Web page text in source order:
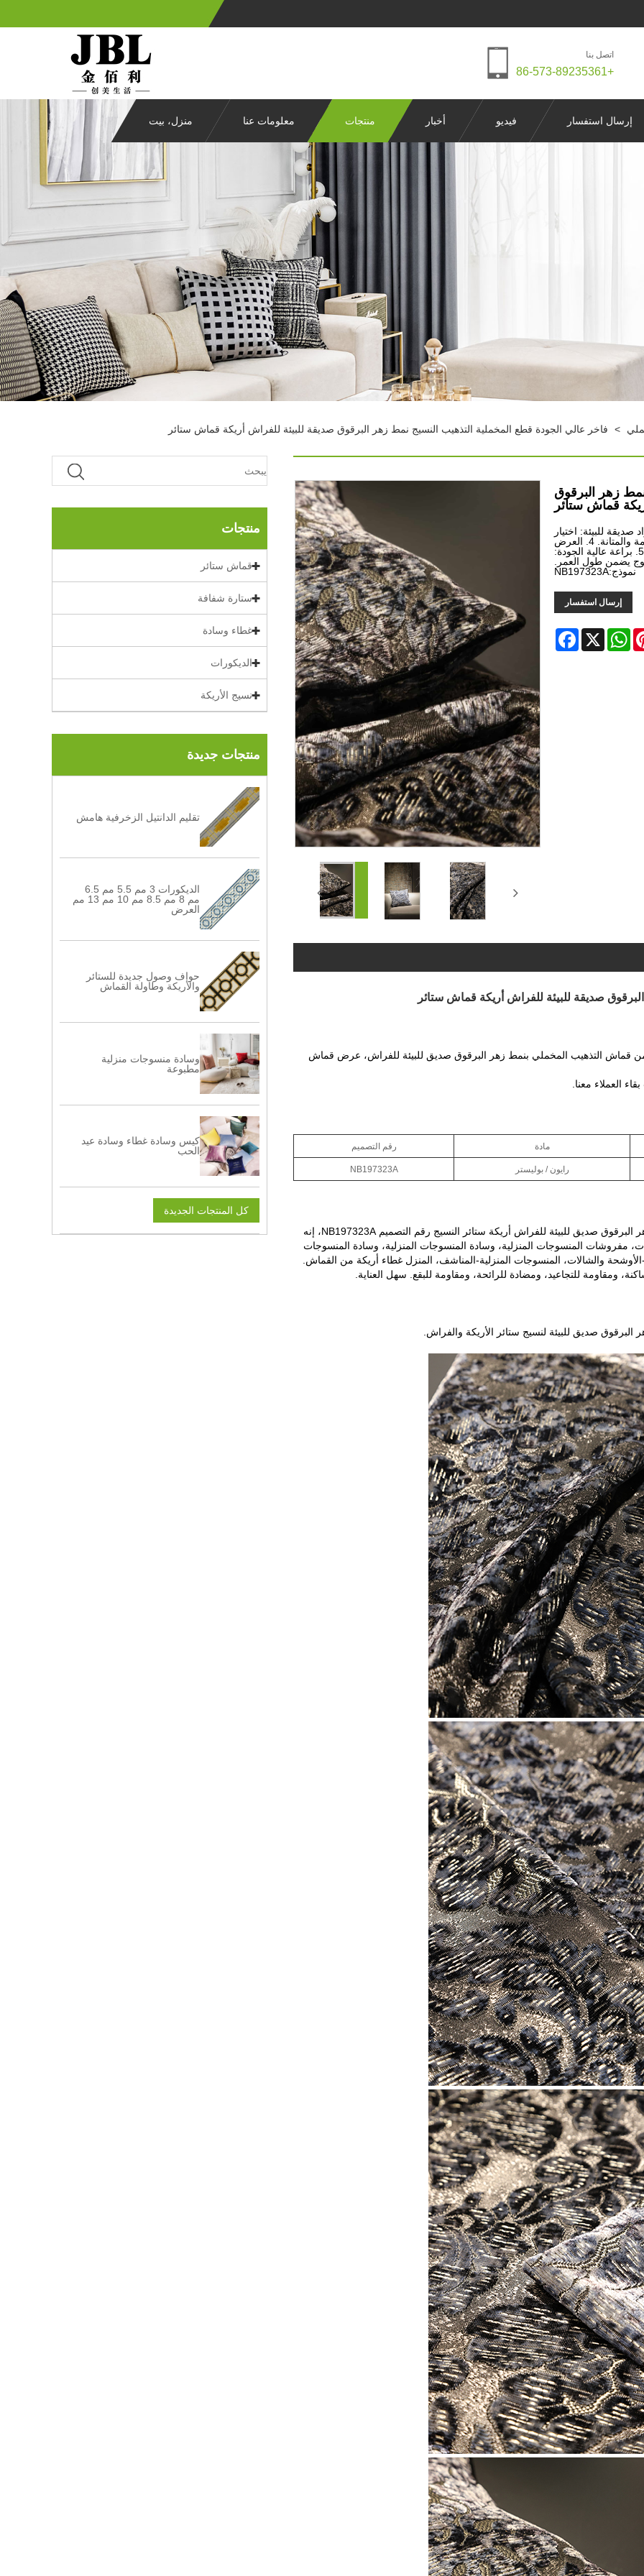
اتصل بنا
+86-573-89235361
منزل، بيت معلومات عنا منتجات أخبار فيديو إرسال استفسار
> فاخر عالي الجودة قطع المخملية التذهيب النسيج نمط زهر البرقوق صديقة للبيئة للفراش أريكة قماش ستائر
منتجات
قماش ستائر
ستارة شفافة
غطاء وسادة
الديكورات
نسيج الأريكة
منتجات جديدة
تقليم الدانتيل الزخرفية هامش
الديكورات 3 مم 5.5 مم 6.5
مم 8 مم 8.5 مم 10 مم 13 مم
العرض
حواف وصول جديدة للستائر
والأريكة وطاولة القماش
وسادة منسوجات منزلية
مطبوعة
كيس وسادة غطاء وسادة عيد
الحب
كل المنتجات الجديدة
زهر البرقوق
قماش ستائر
نسيج فاخر يضيف الأناقة إلى ديكورك. 2. مواد صديقة للبيئة: اختيار
مستدام لمنسوجات منزلك. 3. نسيج متوسط ​​الوزن: يوفر النعومة والمتانة. 4. العرض
القابل للتخصيص: يضمن التصنيع حسب الطلب الملاءمة المثالية. 5. براعة عالية الجودة:
يضمن طول العمر.
نموذج:NB197323A
إرسال استفسار
Facebook X
WhatsApp
صديقة للبيئة للفراش أريكة قماش ستائر
قماش التذهيب المخملي بنمط زهر البرقوق صديق للبيئة للفراش، عرض قماش
العملاء معنا.
مادة رقم التصميم
رايون / بوليستر NB197323A
هذا قماش فاخر عالي الجودة من قماش التذهيب المخملي بنمط زهر البرقوق صديق للبيئة للفراش أريكة ستائر النسيج رقم التصميم NB197323A، إنه
مفروشات المنسوجات المنزلية، وسادة المنسوجات المنزلية، وسادة المنسوجات
الأوشحة والشالات، المنسوجات المنزلية-المناشف، المنزل غطاء أريكة من القماش.
ومقاومة للتجاعيد، ومضادة للرائحة، ومقاومة للبقع. سهل العناية.
صديق للبيئة لنسيج ستائر الأريكة والفراش.